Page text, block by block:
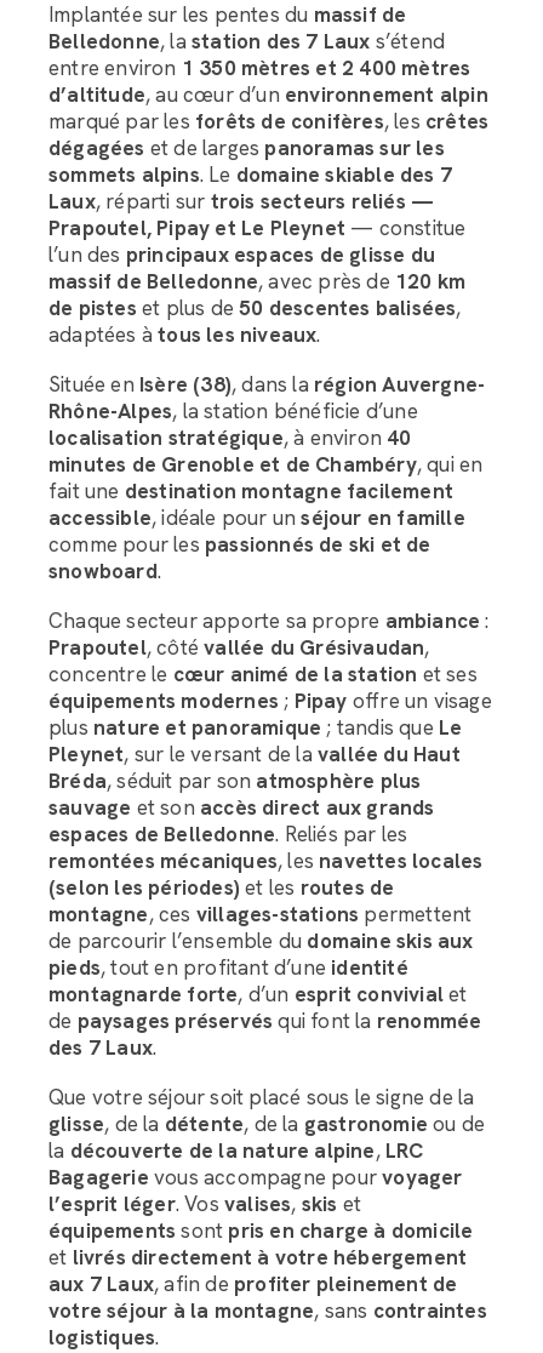
Implantée sur les pentes du massif de
Belledonne, la station des 7 Laux s’étend
entre environ 1 350 mètres et 2 400 mètres
d’altitude, au cœur d’un environnement alpin
marqué par les forêts de conifères, les crêtes
dégagées et de larges panoramas sur les
sommets alpins. Le domaine skiable des 7
Laux, réparti sur trois secteurs reliés —
Prapoutel, Pipay et Le Pleynet — constitue
l’un des principaux espaces de glisse du
massif de Belledonne, avec près de 120 km
de pistes et plus de50 descentes balisées,
adaptées àtous les niveaux.
Située en Isère (38), dans la région Auvergne-
Rhône-Alpes, la station bénéficie d’une
localisation stratégique, à environ 40
minutes de Grenoble et de Chambéry, qui en
fait une destination montagne facilement
accessible, idéale pour unséjour en famille
comme pour les passionnés de ski et de
snowboard.
Chaque secteur apporte sa propre ambiance :
Prapoutel, côtévallée du Grésivaudan,
concentre le cœur animé de la station et ses
équipements modernes ; Pipay offre un visage
plus nature et panoramique ; tandis que Le
Pleynet, sur le versant de lavallée du Haut
Bréda, séduit par son atmosphère plus
sauvage et son accès direct aux grands
espaces de Belledonne. Reliés par les
remontées mécaniques, les navettes locales
(selon les périodes) et les routes de
montagne, ces villages-stations permettent
de parcourir l’ensemble du domaine skis aux
pieds, tout en profitant d’une identité
montagnarde forte, d’un esprit convivialet
de paysages préservés qui font la renommée
des 7 Laux.
Que votre séjour soit placé sous le signe de la
glisse, de la détente, de la gastronomie ou de
la découverte de la nature alpine, LRC
Bagagerie vous accompagne pourvoyager
l’esprit léger. Vosvalises, skis et
équipements sont pris en charge à domicile
et livrés directement à votre hébergement
aux 7 Laux, afin de profiter pleinement de
votre séjour à la montagne, sans contraintes
logistiques.